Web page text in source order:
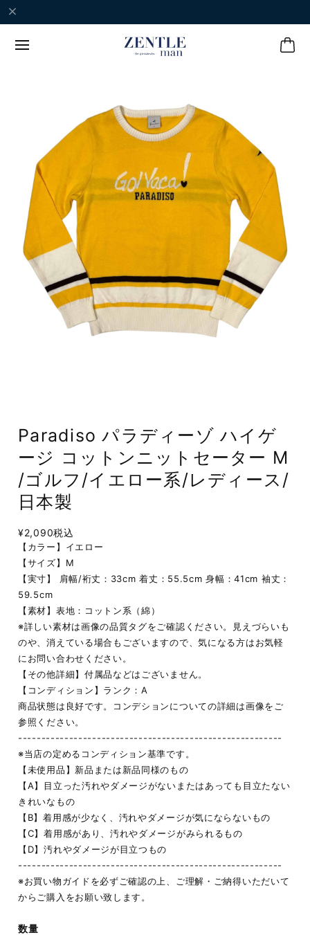
Paradiso パラディーゾ ハイゲ
ージ コットンニットセーター M
/ゴルフ/イエロー系/レディース/
日本製
¥2,090税込
【カラー】イエロー
【サイズ】M
【実寸】 肩幅/裄丈：33cm 着丈：55.5cm 身幅：41cm 袖丈：
59.5cm
【素材】表地：コットン系（綿）
※詳しい素材は画像の品質タグをご確認ください。見えづらいも
のや、消えている場合もございますので、気になる方はお気軽
にお問い合わせください。
【その他詳細】付属品などはございません。
【コンディション】ランク：A
商品状態は良好です。コンデションについての詳細は画像をご
参照ください。
---------------------------------------------------------
※当店の定めるコンディション基準です。
【未使用品】新品または新品同様のもの
【A】目立った汚れやダメージがないまたはあっても目立たない
きれいなもの
【B】着用感が少なく、汚れやダメージが気にならないもの
【C】着用感があり、汚れやダメージがみられるもの
【D】汚れやダメージが目立つもの
---------------------------------------------------------
※お買い物ガイドを必ずご確認の上、ご理解・ご納得いただいて
からご購入をお願い致します。
数量